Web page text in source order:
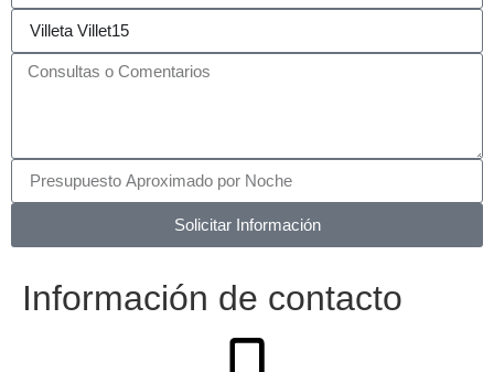
Solicitar Información
Información de contacto